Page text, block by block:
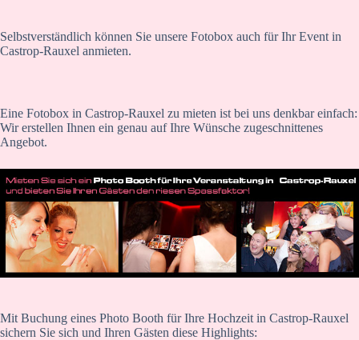
Selbstverständlich können Sie unsere Fotobox auch für Ihr Event in
Castrop-Rauxel anmieten.
Eine Fotobox in Castrop-Rauxel zu mieten ist bei uns denkbar einfach:
Wir erstellen Ihnen ein genau auf Ihre Wünsche zugeschnittenes
Angebot.
Mit Buchung eines Photo Booth für Ihre Hochzeit in Castrop-Rauxel
sichern Sie sich und Ihren Gästen diese Highlights: